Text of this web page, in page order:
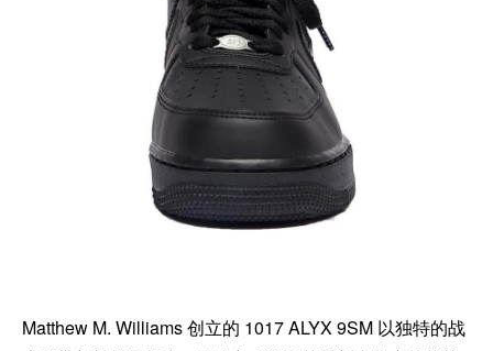
Matthew M. Williams 创立的 1017 ALYX 9SM 以独特的战